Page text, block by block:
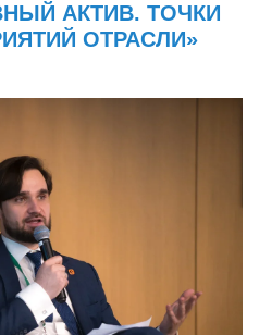
АКТИВ. ТОЧКИ
ОТРАСЛИ»